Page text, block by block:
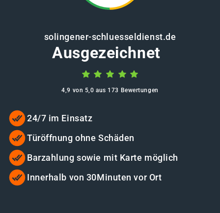
solingener-schluesseldienst.de
Ausgezeichnet
4,9 von 5,0 aus 173 Bewertungen
24/7 im Einsatz
Türöffnung ohne Schäden
Barzahlung sowie mit Karte möglich
Innerhalb von 30Minuten vor Ort